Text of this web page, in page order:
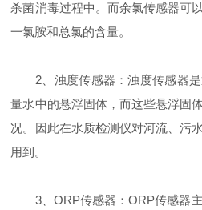
杀菌消毒过程中。而余氯传感器可
一氯胺和总氯的含量。
2、浊度传感器：浊度传感器是
量水中的悬浮固体，而这些悬浮固
况。因此在水质检测仪对河流、污
用到。
3、ORP传感器：ORP传感器主